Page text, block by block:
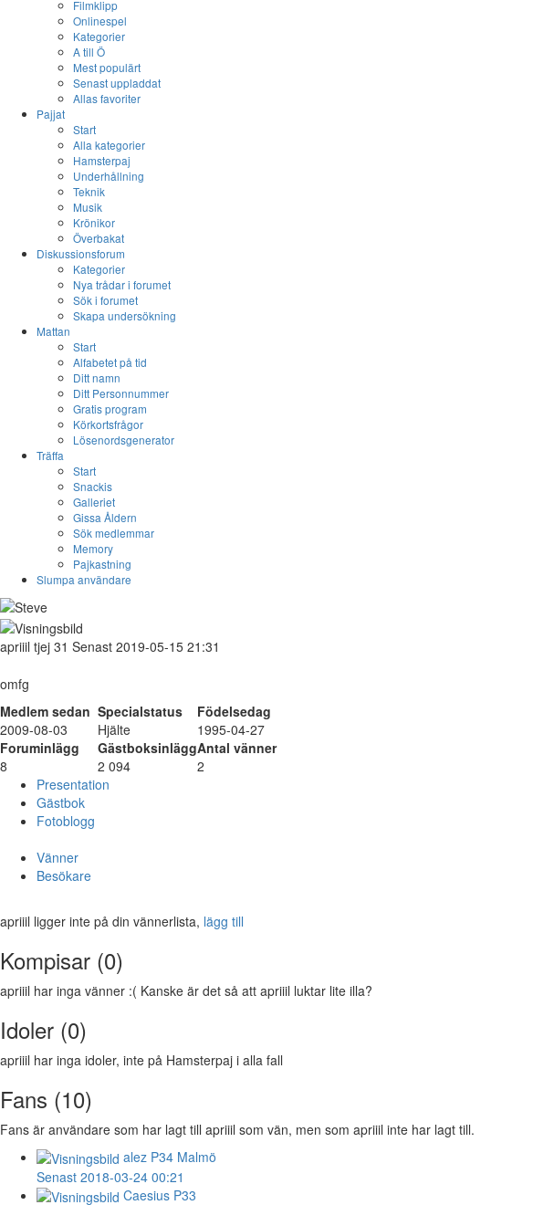
Filmklipp
Onlinespel
Kategorier
A till Ö
Mest populärt
Senast uppladdat
Allas favoriter
Pajjat
Start
Alla kategorier
Hamsterpaj
Underhållning
Teknik
Musik
Krönikor
Överbakat
Diskussionsforum
Kategorier
Nya trådar i forumet
Sök i forumet
Skapa undersökning
Mattan
Start
Alfabetet på tid
Ditt namn
Ditt Personnummer
Gratis program
Körkortsfrågor
Lösenordsgenerator
Träffa
Start
Snackis
Galleriet
Gissa Åldern
Sök medlemmar
Memory
Pajkastning
Slumpa användare
apriiil tjej 31 Senast 2019-05-15 21:31
omfg
Medlem sedan Specialstatus
Födelsedag
2009-08-03
Hjälte
1995-04-27
Foruminlägg
GästboksinläggAntal vänner
8
2 094
2
Presentation
Gästbok
Fotoblogg
Vänner
Besökare
apriiil ligger inte på din vännerlista, lägg till
Kompisar (0)
apriiil har inga vänner :( Kanske är det så att apriiil luktar lite illa?
Idoler (0)
apriiil har inga idoler, inte på Hamsterpaj i alla fall
Fans (10)
Fans är användare som har lagt till apriiil som vän, men som apriiil inte har lagt till.
alez P34 Malmö
Senast 2018-03-24 00:21
Caesius P33